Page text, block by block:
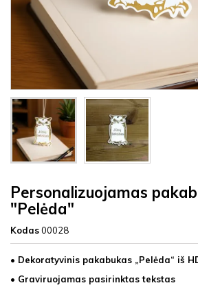
Personalizuojamas
"Pelėda"
Kodas00028
• Dekoratyvinis pakabukas „Pelėda“ iš
• Graviruojamas pasirinktas tekstas